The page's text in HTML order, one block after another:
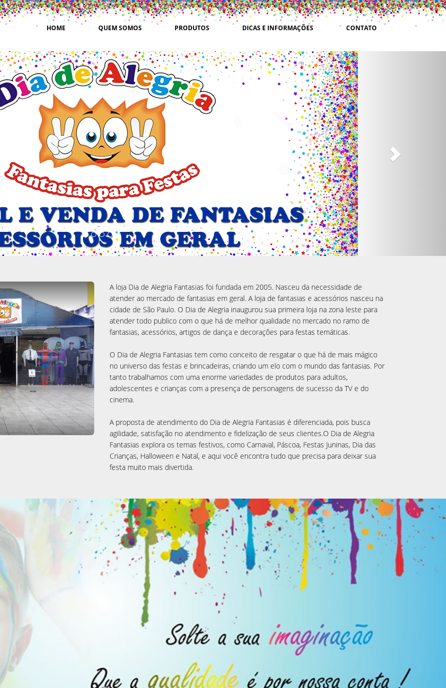
HOME QUEM SOMOS PRODUTOS DICAS E INFORMAÇÕES CONTATO
A loja Dia de Alegria Fantasias foi fundada em 2005. Nasceu da necessidade de
atender ao mercado de fantasias em geral. A loja de fantasias e acessórios nasceu na
cidade de São Paulo. O Dia de Alegria inaugurou sua primeira loja na zona leste para
atender todo publico com o que há de melhor qualidade no mercado no ramo de
fantasias, acessórios, artigos de dança e decorações para festas temáticas.
O Dia de Alegria Fantasias tem como conceito de resgatar o que há de mais mágico
no universo das festas e brincadeiras, criando um elo com o mundo das fantasias. Por
tanto trabalhamos com uma enorme variedades de produtos para adultos,
adolescentes e crianças com a presença de personagens de sucesso da TV e do
cinema.
A proposta de atendimento do Dia de Alegria Fantasias é diferenciada, pois busca
agilidade, satisfação no atendimento e fidelização de seus clientes.O Dia de Alegria
Fantasias explora os temas festivos, como Carnaval, Páscoa, Festas Juninas, Dia das
Crianças, Halloween e Natal, e aqui você encontra tudo que precisa para deixar sua
festa muito mais divertida.